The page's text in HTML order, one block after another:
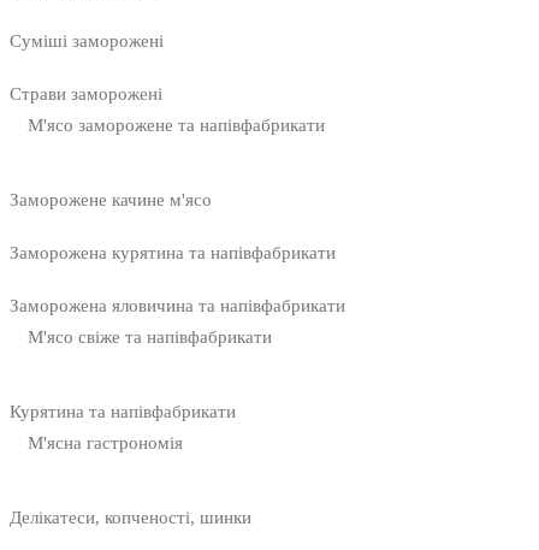
Суміші заморожені
Страви заморожені
М'ясо заморожене та напівфабрикати
Заморожене качине м'ясо
Заморожена курятина та напівфабрикати
Заморожена яловичина та напівфабрикати
М'ясо свіже та напівфабрикати
Курятина та напівфабрикати
М'ясна гастрономія
Делікатеси, копченості, шинки